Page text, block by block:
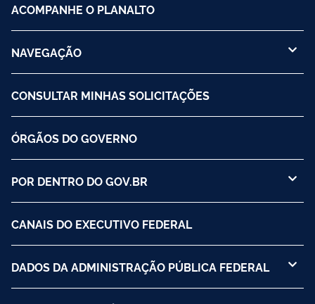
ACOMPANHE O PLANALTO
NAVEGAÇÃO
CONSULTAR MINHAS SOLICITAÇÕES
ÓRGÃOS DO GOVERNO
POR DENTRO DO GOV.BR
CANAIS DO EXECUTIVO FEDERAL
DADOS DA ADMINISTRAÇÃO PÚBLICA FEDERAL